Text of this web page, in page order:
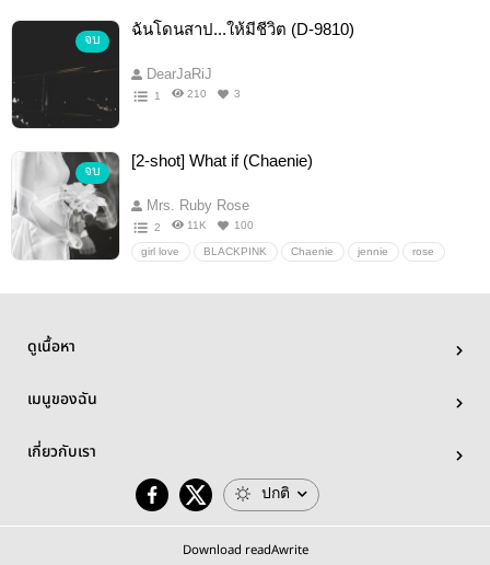
จบ
ฉันโดนสาป...ให้มีชีวิต (D-9810)
DearJaRiJ
1 210 3
จบ
[2-shot] What if (Chaenie)
Mrs. Ruby Rose
2 11K 100
girl love BLACKPINK Chaenie jennie rose
ดูเนื้อหา
เมนูของฉัน
เกี่ยวกับเรา
ปกติ
Download readAwrite